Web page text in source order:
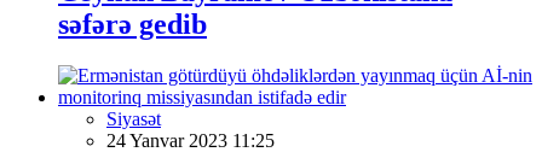
səfərə gedib
Siyasət
24 Yanvar 2023 11:25